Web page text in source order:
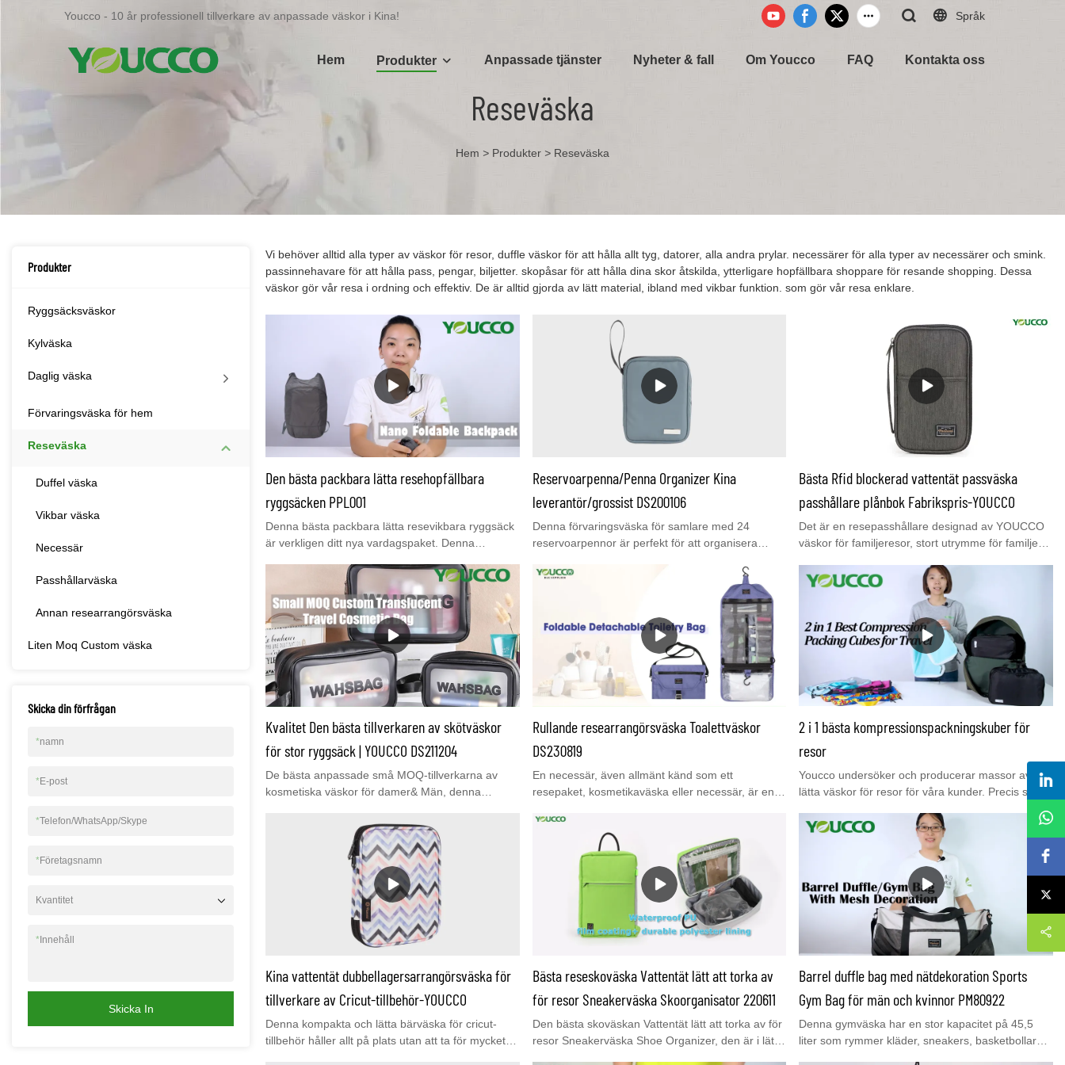
Youcco - 10 år professionell tillverkare av anpassade väskor i Kina! Språk
Hem Produkter Anpassade tjänster Nyheter & fall Om Youcco FAQ Kontakta oss
Reseväska
Hem > Produkter > Reseväska
Produkter
Ryggsäcksväskor
Kylväska
Daglig väska
Förvaringsväska för hem
Reseväska
Duffel väska
Vikbar väska
Necessär
Passhållarväska
Annan researrangörsväska
Liten Moq Custom väska
Skicka din förfrågan
*namn
*E-post
*Telefon/WhatsApp/Skype
*Företagsnamn
Kvantitet
* Innehåll
Skicka In
Vi behöver alltid alla typer av väskor för resor, duffle väskor för att hålla allt tyg, datorer, alla andra prylar. necessärer för alla typer av necessärer och smink.
passinnehavare för att hålla pass, pengar, biljetter. skopåsar för att hålla dina skor åtskilda, ytterligare hopfällbara shoppare för resande shopping. Dessa
väskor gör vår resa i ordning och effektiv. De är alltid gjorda av lätt material, ibland med vikbar funktion. som gör vår resa enklare.
Den bästa packbara lätta resehopfällbara
ryggsäcken PPL001
Denna bästa packbara lätta resevikbara ryggsäck
är verkligen ditt nya vardagspaket. Denna
dragkedja och en nano-minipåse på insidan med
möjlighet att rulla ihop den för enkel förvaring. Det
är ett ganska perfekt val för din dagliga resa och
din resa.
Reservoarpenna/Penna Organizer Kina
leverantör/grossist DS200106
Denna förvaringsväska för samlare med 24
reservoarpennor är perfekt för att organisera
kulspetspenna, gelpennor och så vidare, håll dem
i ordning.Tvålagersdesign med 24 remmar som
kan sätta in 12 pennor i varje sida. invändiga
elastiska öglor håller reservoarpennor säkert. 1
nätficka med dragkedja för andra småsaker.
Dubbel dragkedja för flexibel att öppna eller
stänga.. Fantastisk idé med vikningsdesign slösar
inte bort plats. Det är en bra presentidé för
entusiaster av reservoarpennsamling!Kontakta
oss för ett MOQ 100st pris och gratis prov nu.
Bästa Rfid blockerad vattentät passväska
passhållare plånbok Fabrikspris-YOUCCO
Det är en resepasshållare designad av YOUCCO
väskor för familjeresor, stort utrymme för familjens
blockeringsfunktion.MOQ 300st med mycket bra
pris. Anpassad logotyp är också välkommen,
kontakta oss för ett gratisprov.
Kvalitet Den bästa tillverkaren av skötväskor
för stor ryggsäck | YOUCCO DS211204
De bästa anpassade små MOQ-tillverkarna av
kosmetiska väskor för damer& Män, denna
organisera dina stora/små hudvårdsprodukter,
kosmetika, lotion, schampo, handdukar,
hygienartiklar och andra föremål du behöver.
Denna personliga sminkväska är vattentät och
hållbart PVC-material är byggt för
långtidsanvändning och skyddar dina föremål från
spill, damm och repor. Youcco har fortfarande en
annan researrangör&Förvaringsväska. Du är
www.youcco.com för mer information.
Rullande researrangörsväska Toalettväskor
DS230819
En necessär, även allmänt känd som ett
resepaket, kosmetikaväska eller necessär, är en
hygien- och skötselprodukter för användning
under resor eller vardagliga aktiviteter. Dessa
väskor är designade för att organisera och bära
föremål på ett kompakt och bekvämt sätt.
2 i 1 bästa kompressionspackningskuber för
resor
Youcco undersöker och producerar massor av
lätta väskor för resor för våra kunder. Precis som
reseryggsäck, axelväskor, duffelväskor, tygväskor
etc, är de lätta och funktionella. I den här videon
kommer du att se en av våra populära
kompressionspackningskuber i den här videon
Kina vattentät dubbellagersarrangörsväska för
tillverkare av Cricut-tillbehör-YOUCCO
Denna kompakta och lätta bärväska för cricut-
tillbehör håller allt på plats utan att ta för mycket
Bästa reseskoväska Vattentät lätt att torka av
för resor Sneakerväska Skoorganisator 220611
Den bästa skoväskan Vattentät lätt att torka av för
resor Sneakerväska Shoe Organizer, den är i lätt
Barrel duffle bag med nätdekoration Sports
Gym Bag för män och kvinnor PM80922
Denna gymväska har en stor kapacitet på 45,5
liter som rymmer kläder, sneakers, basketbollar